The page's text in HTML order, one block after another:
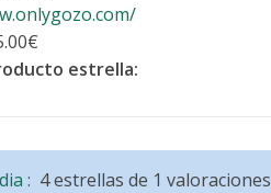
estrella:
: 4estrellas de 1 valoraciones